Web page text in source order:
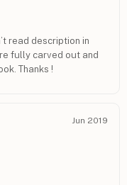
read description in
fully carved out and
Thanks !
Jun 2019